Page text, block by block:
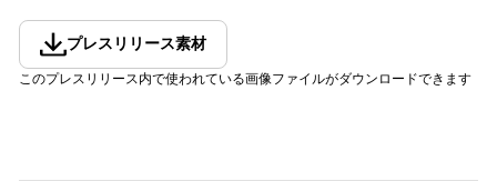
プレスリリース素材
このプレスリリース内で使われている画像ファイルがダウンロードできます